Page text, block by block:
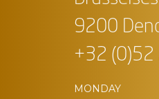
9200
+32
MONDAY